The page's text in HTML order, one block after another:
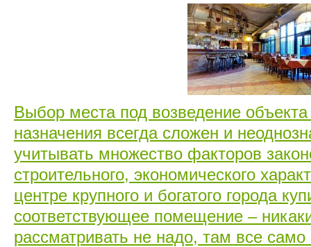
Выбор места под возведение
назначения всегда сложен и
учитывать множество факторов
строительного, экономического
центре крупного и богатого города
соответствующее помещение –
рассматривать не надо, там все само